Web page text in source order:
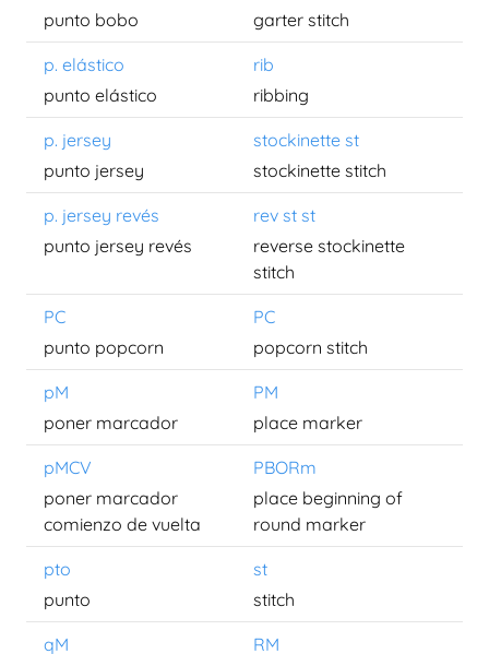
punto bobo
garter stitch
p. elástico
rib
punto elástico
ribbing
p. jersey
stockinette st
punto jersey
stockinette stitch
p. jersey revés
rev st st
punto jersey revés
reverse stockinette
stitch
PC
PC
punto popcorn
popcorn stitch
pM
PM
poner marcador
place marker
pMCV
PBORm
poner marcador
comienzo de vuelta
place beginning of
round marker
pto
st
punto
stitch
qM
RM